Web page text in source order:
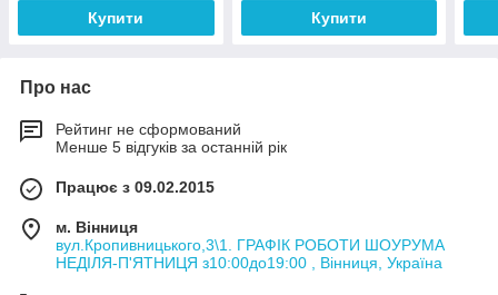
Купити Купити
Про нас
Рейтинг не сформований
Менше 5 відгуків за останній рік
Працює з 09.02.2015
м. Вінниця
вул.Кропивницького,3\1. ГРАФІК РОБОТИ ШОУРУМА
НЕДІЛЯ-П'ЯТНИЦЯ з10:00до19:00 , Вінниця, Україна